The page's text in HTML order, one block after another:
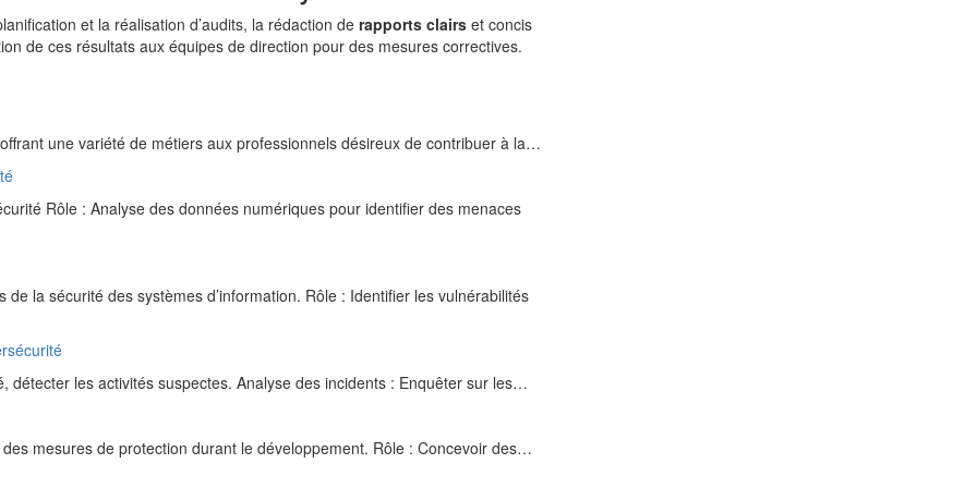
et la réalisation d’audits, la rédaction de rapports clairs et concis
de ces résultats aux équipes de direction pour des mesures correctives.
une variété de métiers aux professionnels désireux de contribuer à la…
Rôle : Analyse des données numériques pour identifier des menaces
la sécurité des systèmes d’information. Rôle : Identifier les vulnérabilités
détecter les activités suspectes. Analyse des incidents : Enquêter sur les…
mesures de protection durant le développement. Rôle : Concevoir des…